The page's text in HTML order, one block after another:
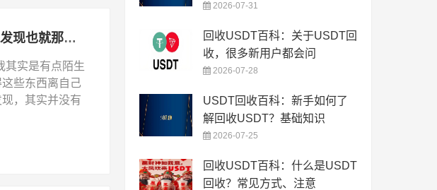
一开始觉得回收USDT挺陌生的，后来发现也就那么回事
其实是有点陌生
些东西离自己
，其实并没有
2026-07-31
回收USDT百科：关于USDT回
收，很多新用户都会问
2026-07-28
USDT回收百科：新手如何了
解回收USDT？基础知识
2026-07-25
回收USDT百科：什么是USDT
回收？常见方式、注意